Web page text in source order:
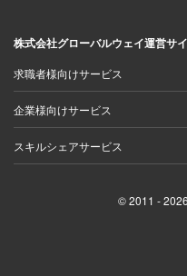
株式会社グローバルウェイ運営サ
求職者様向けサービス
企業様向けサービス
スキルシェアサービス
© 2011 -